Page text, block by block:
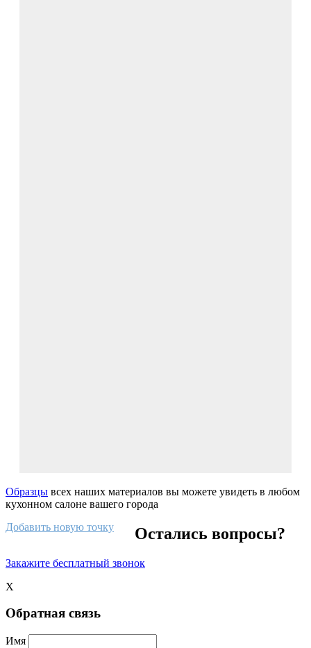
Образцы всех наших материалов вы можете увидеть в любом
кухонном салоне вашего города
Добавить новую точку
Остались вопросы?
Закажите бесплатный звонок
X
Обратная связь
Имя